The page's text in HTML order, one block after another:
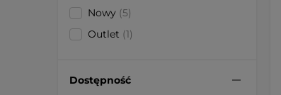
Nowy (5)
Outlet (1)
Dostępność